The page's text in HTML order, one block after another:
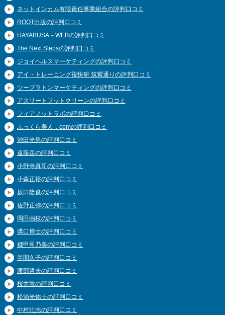
ネットインカム有限責任事業組合の評判口コミ
ROOT出版の評判口コミ
HAYABUSA－WEBの評判口コミ
The Next Stepsの評判口コミ
ジョイヘルスマーケティングの評判口コミ
アイ・トレーニング視快研 筑紫通りの評判口コミ
ツープラトンマーケティングの評判口コミ
アスリートフットクリーンの評判口コミ
フィアノットラボの評判口コミ
ふっくら美人．comの評判口コミ
池田光男の評判口コミ
遠藤岳の評判口コミ
小野寺真司の評判口コミ
小森正裕の評判口コミ
坂口隆俊の評判口コミ
佐野正弥の評判口コミ
岡田由枝の評判口コミ
溝口博士の評判口コミ
都甲司乃美の評判口コミ
半間久子の評判口コミ
渡部哲夫の評判口コミ
桜井敦の評判口コミ
松浦光佑士の評判口コミ
中村壮志の評判口コミ